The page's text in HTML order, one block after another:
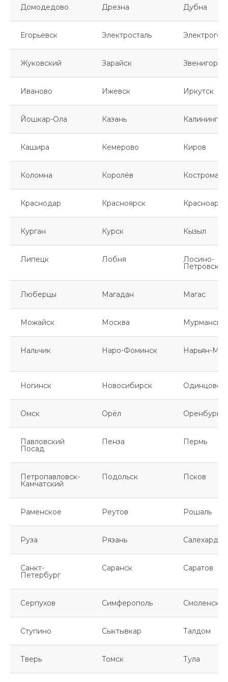
Домодедово Дрезна Дубна
Егорьевск Электросталь
Жуковский Зарайск Звенигород
Иваново Ижевск Иркутск
Йошкар-Ола Казань
Кашира Кемерово Киров
Коломна Королёв Кострома
Краснодар Красноярск
Курган Курск Кызыл
Липецк Лобня Лосино-
Петровский
Люберцы Магадан Магас
Можайск Москва Мурманск
Нальчик Наро-Фоминск Нарьян-Мар
Ногинск Новосибирск Одинцово
Омск Орёл Оренбург
Павловский
Посад
Пенза Пермь
Петропавловск-
Камчатский
Подольск Псков
Раменское Реутов Рошаль
Руза Рязань Салехард
Санкт-
Петербург
Саранск Саратов
Серпухов Симферополь Смоленск
Ступино Сыктывкар Талдом
Тверь Томск Тула